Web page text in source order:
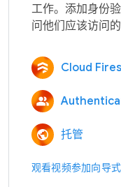
工作。添加身份
Cloud
托管
观看视频参加向导